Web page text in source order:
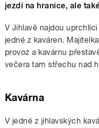
jezdí na hranice, ale
V Jihlavě najdou
jedné z kaváren.
provoz a kavárnu
večera tam střechu nad
Kavárna
V jedné z jihlavských